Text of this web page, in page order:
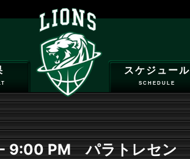
スケジュール
SCHEDULE
9:00 PM パラトレセン